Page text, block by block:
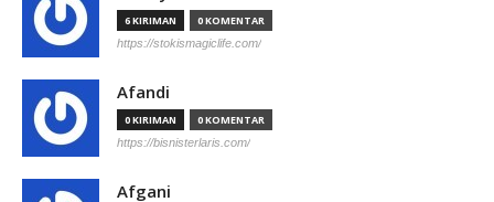
6 KIRIMAN 0 KOMENTAR
https://stokismagiclife.com/
Afandi
0 KIRIMAN 0 KOMENTAR
https://bisnisterlaris.com/
Afgani